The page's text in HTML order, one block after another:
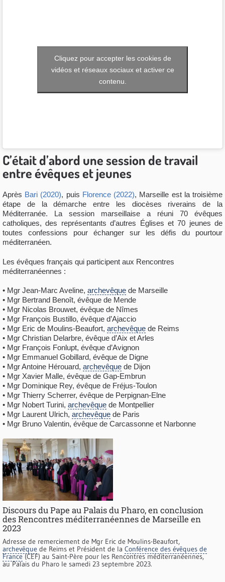
Cliquez pour accepter les cookies de
vidéos et réseaux sociaux et activer ce
contenu.
C’était d’abord une session de travail
entre évêques et jeunes
Après Bari (2020), puis Florence (2022), Marseille est la troisième
étape de la démarche entre les diocèses riverains de la
Méditerranée. La session marseillaise a réuni 70 évêques
catholiques, des représentants d’autres Églises et 70 jeunes de
toutes confessions pour échanger sur les défis du pourtour
méditerranéen.
Les évêques français qui participent aux Rencontres
méditerranéennes :
• Mgr Jean-Marc Aveline, archevêque de Marseille
• Mgr Bertrand Benoît, évêque de Mende
• Mgr Nicolas Brouwet, évêque de Nîmes
• Mgr François Bustillo, évêque d’Ajaccio
• Mgr Eric de Moulins-Beaufort, archevêque de Reims
• Mgr Christian Delarbre, évêque d’Aix et Arles
• Mgr François Fonlupt, évêque d’Avignon
• Mgr Emmanuel Gobillard, évêque de Digne
• Mgr Antoine Hérouard, archevêque de Dijon
• Mgr Xavier Malle, évêque de Gap-Embrun
• Mgr Dominique Rey, évêque de Fréjus-Toulon
• Mgr Thierry Scherrer, évêque de Perpignan-Elne
• Mgr Nobert Turini, archevêque de Montpellier
• Mgr Laurent Ulrich, archevêque de Paris
• Mgr Bruno Valentin, évêque de Carcassonne et Narbonne
Discours du Pape au Palais du Pharo, en conclusion
des Rencontres méditerranéennes de Marseille en
2023
Adresse de remerciement de Mgr Eric de Moulins-Beaufort,
archevêque de Reims et Président de la Conférence des évêques de
France(CEF) au Saint-Père pour les Rencontres méditerranéennes,
au Palais du Pharo le samedi 23 septembre 2023.